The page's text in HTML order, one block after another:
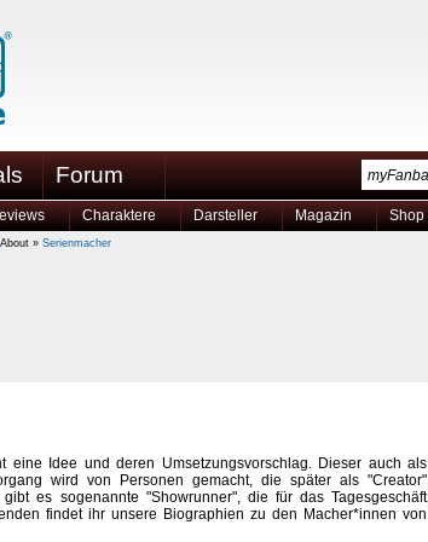
Forum
Charaktere Darsteller Magazin Shop
» Serienmacher
eine Idee und deren Umsetzungsvorschlag. Dieser auch als
wird von Personen gemacht, die später als "Creator"
es sogenannte "Showrunner", die für das Tagesgeschäft
findet ihr unsere Biographien zu den Macher*innen von